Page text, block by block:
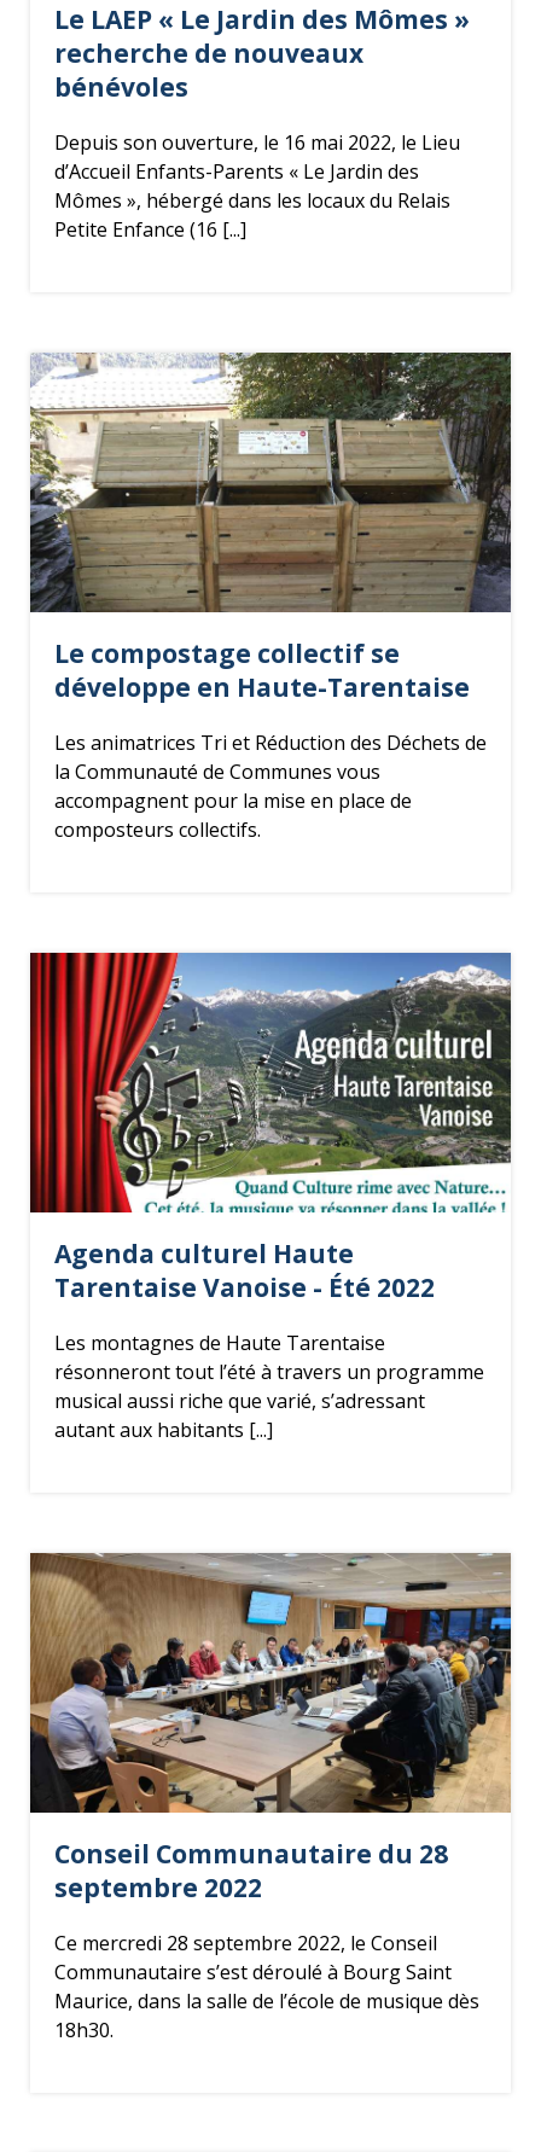
Le LAEP « Le Jardin des Mômes »
recherche de nouveaux
bénévoles
Depuis son ouverture, le 16 mai 2022, le Lieu
d’Accueil Enfants-Parents « Le Jardin des
Mômes », hébergé dans les locaux du Relais
Petite Enfance (16 [...]
Le compostage collectif se
développe en Haute-Tarentaise
Les animatrices Tri et Réduction des Déchets de
la Communauté de Communes vous
accompagnent pour la mise en place de
composteurs collectifs.
Agenda culturel Haute
Tarentaise Vanoise - Été 2022
Les montagnes de Haute Tarentaise
résonneront tout l’été à travers un programme
musical aussi riche que varié, s’adressant
autant aux habitants [...]
Conseil Communautaire du 28
septembre 2022
Ce mercredi 28 septembre 2022, le Conseil
Communautaire s’est déroulé à Bourg Saint
Maurice, dans la salle de l’école de musique dès
18h30.